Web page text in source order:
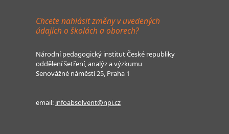
Chcete nahlásit změny v uvedených
údajích o školách a oborech?
Národní pedagogický institut České republiky
oddělení šetření, analýz a výzkumu
Senovážné náměstí 25, Praha 1
email: infoabsolvent@npi.cz